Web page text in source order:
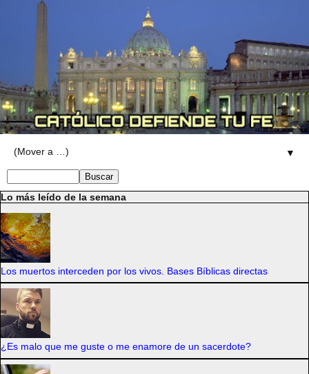
▼
Lo más leído de la semana
Los muertos interceden por los vivos. Bases Bíblicas directas
¿Es malo que me guste o me enamore de un sacerdote?